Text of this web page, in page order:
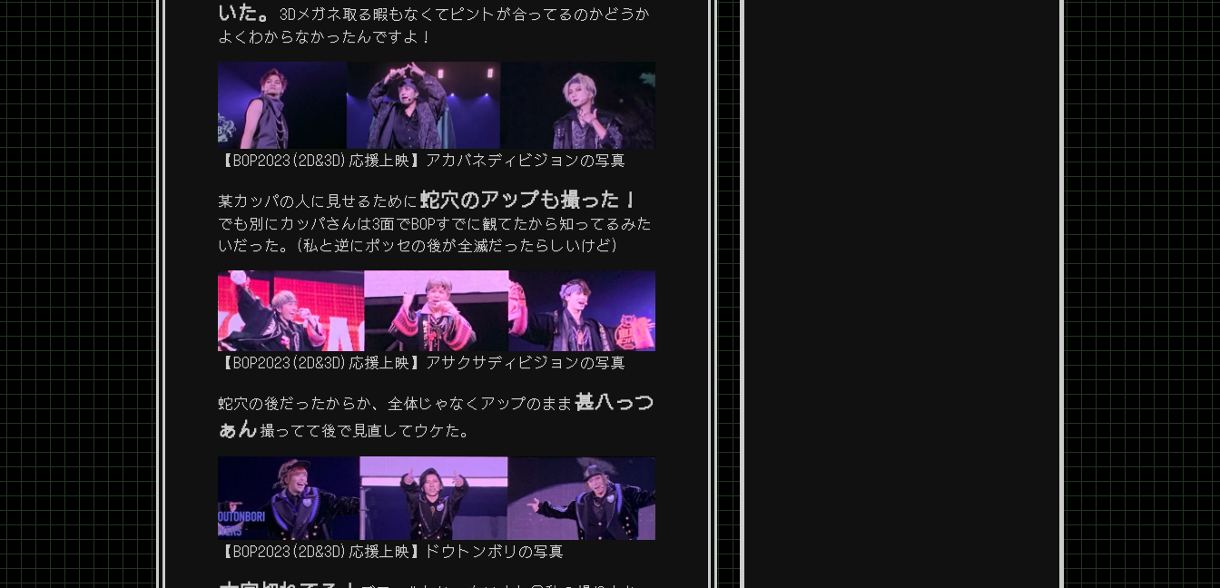
いた。
3Dメガネ取る暇もなくてピントが合ってるのかどうか
よくわからなかったんですよ！
【BOP2023(2D&3D)応援上映】アカバネディビジョンの写真
某カッパの人に見せるために 蛇穴のアップも撮った！
でも別にカッパさんは3面でBOPすでに観てたから知ってるみた
いだった。(私と逆にポッセの後が全滅だったらしいけど)
【BOP2023(2D&3D)応援上映】アサクサディビジョンの写真
蛇穴の後だったからか、全体じゃなくアップのまま 甚八っつ
ぁん撮ってて後で見直してウケた。
【BOP2023(2D&3D)応援上映】ドウトンボリの写真